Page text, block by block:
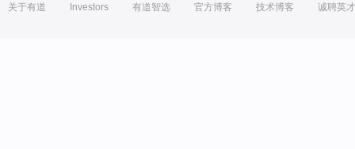
关于有道 Investors 有道智选 官方博客 技术博客 诚聘英才